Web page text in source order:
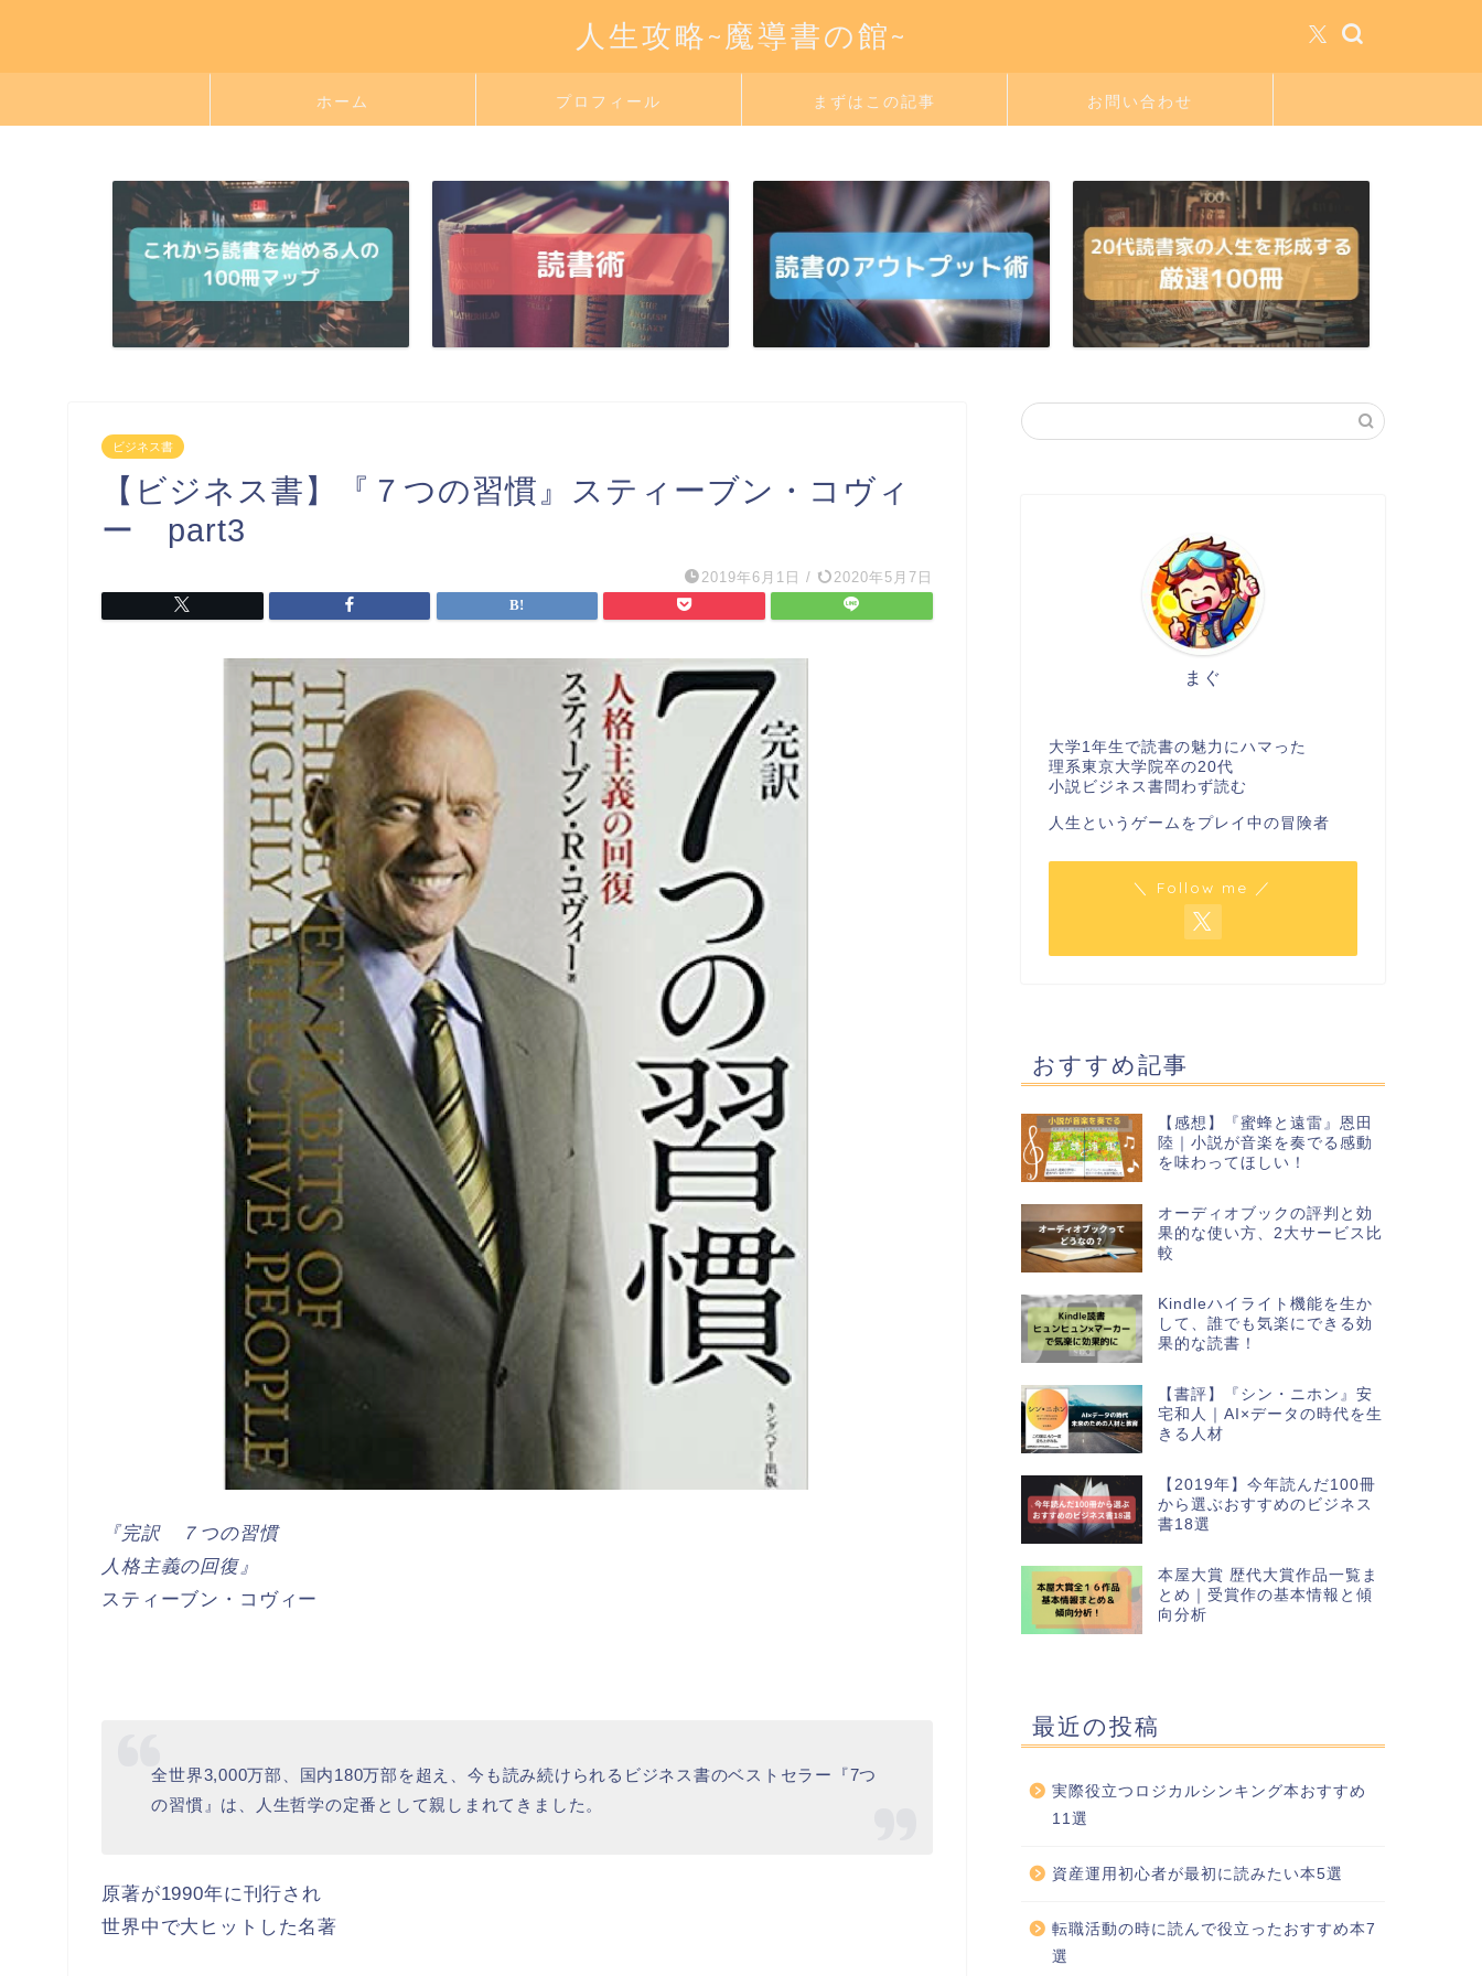
人生攻略~魔導書の館~
ホーム プロフィール まずはこの記事 お問い合わせ
ビジネス書
【ビジネス書】『７つの習慣』スティーブン・コヴィ
ー part3
2019年6月1日 / 2020年5月7日
『完訳 ７つの習慣
人格主義の回復』
スティーブン・コヴィー
全世界3,000万部、国内180万部を超え、今も読み続けられるビジネス書のベストセラー『7つ
の習慣』は、人生哲学の定番として親しまれてきました。
原著が1990年に刊行され
世界中で大ヒットした名著
まぐ
大学1年生で読書の魅力にハマった
理系東京大学院卒の20代
小説ビジネス書問わず読む
人生というゲームをプレイ中の冒険者
＼ Follow me ／
おすすめ記事
【感想】『蜜蜂と遠雷』恩田
陸｜小説が音楽を奏でる感動
を味わってほしい！
オーディオブックの評判と効
果的な使い方、2大サービス比
較
Kindleハイライト機能を生か
して、誰でも気楽にできる効
果的な読書！
【書評】『シン・ニホン』安
宅和人｜AI×データの時代を生
きる人材
【2019年】今年読んだ100冊
から選ぶおすすめのビジネス
書18選
本屋大賞 歴代大賞作品一覧ま
とめ｜受賞作の基本情報と傾
向分析
最近の投稿
実際役立つロジカルシンキング本おすすめ
11選
資産運用初心者が最初に読みたい本5選
転職活動の時に読んで役立ったおすすめ本7
選